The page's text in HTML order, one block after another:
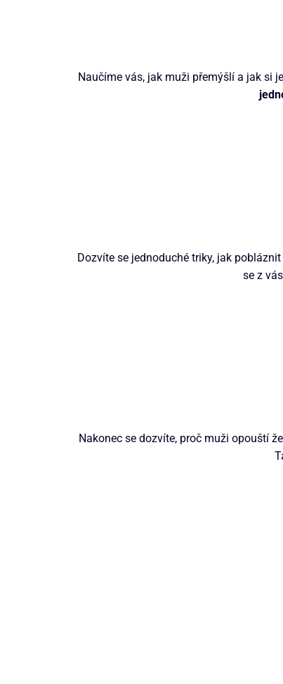
Naučíme vás, jak muži přemýšlí a jak si
Dozvíte se jednoduché triky, jak
se z
Nakonec se dozvíte, proč muži opouští